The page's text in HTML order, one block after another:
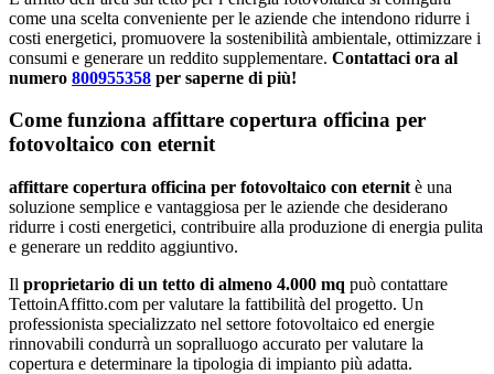
come una scelta conveniente per le aziende che intendono ridurre i
costi energetici, promuovere la sostenibilità ambientale, ottimizzare i
consumi e generare un reddito supplementare. Contattaci ora al
numero 800955358 per saperne di più!
Come funziona affittare copertura officina per
fotovoltaico con eternit
affittare copertura officina per fotovoltaico con eternit è una
soluzione semplice e vantaggiosa per le aziende che desiderano
ridurre i costi energetici, contribuire alla produzione di energia pulita
e generare un reddito aggiuntivo.
Il proprietario di un tetto di almeno 4.000 mq può contattare
TettoinAffitto.com per valutare la fattibilità del progetto. Un
professionista specializzato nel settore fotovoltaico ed energie
rinnovabili condurrà un sopralluogo accurato per valutare la
copertura e determinare la tipologia di impianto più adatta.